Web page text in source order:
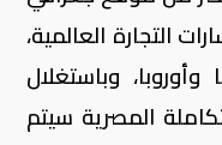
التجارة العالمية،
وباستغلال
المصرية سيتم